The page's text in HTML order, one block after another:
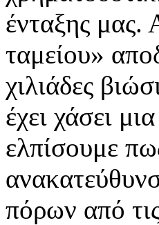
ένταξης μας.
ταμείου»
χιλιάδες
έχει χάσει
ελπίσουμε
πόρων από